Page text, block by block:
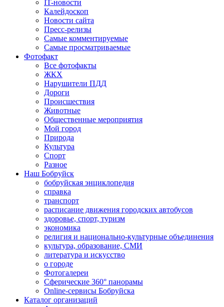
IT-новости
Калейдоскоп
Новости сайта
Пресс-релизы
Самые комментируемые
Самые просматриваемые
Фотофакт
Все фотофакты
ЖКХ
Нарушители ПДД
Дороги
Происшествия
Животные
Общественные мероприятия
Мой город
Природа
Культура
Спорт
Разное
Наш Бобруйск
бобруйская энциклопедия
справка
транспорт
расписание движения городских автобусов
здоровье, спорт, туризм
экономика
религия и национально-культурные объединения
культура, образование, СМИ
литература и искусство
о городе
Фотогалереи
Сферические 360° панорамы
Online-сервисы Бобруйска
Каталог организаций